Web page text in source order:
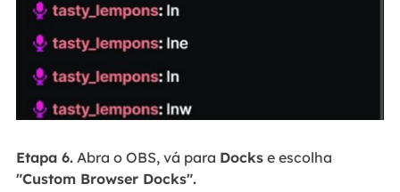
Etapa 6.Abra o OBS, vá para Dockse escolha
"Custom Browser Docks".